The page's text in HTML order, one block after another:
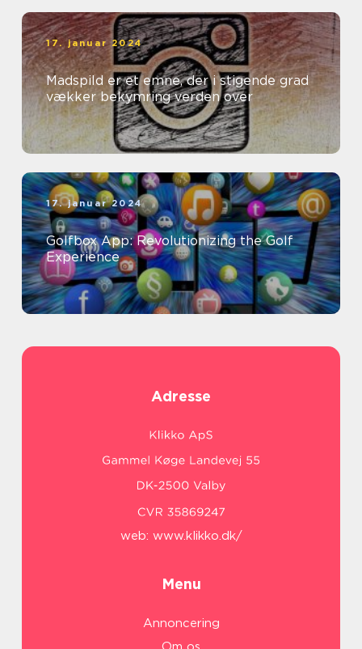
17. januar 2024
Madspild er et emne, der i stigende grad
vækker bekymring verden over
17. januar 2024
Golfbox App: Revolutionizing the Golf
Experience
Adresse
web: www.klikko.dk/
Menu
Annoncering